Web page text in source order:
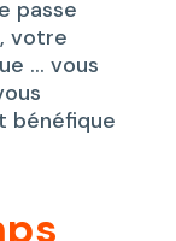
passe
votre
… vous
bénéfique